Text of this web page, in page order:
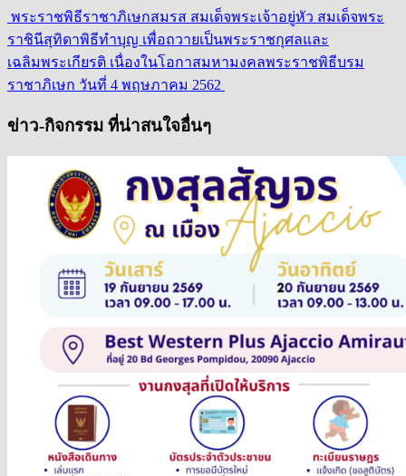
พระราชพิธีราชาภิเษกสมรส สมเด็จพระเจ้าอยู่หัว สมเด็จพระ
ราชินีสุทิดาพิธีทำบุญ เพื่อถวายเป็นพระราชกุศลและ
เฉลิมพระเกียรติ เนื่องในโอกาสมหามงคลพระราชพิธีบรม
ราชาภิเษก วันที่ 4 พฤษภาคม 2562
ข่าว-กิจกรรม ที่น่าสนใจอื่นๆ